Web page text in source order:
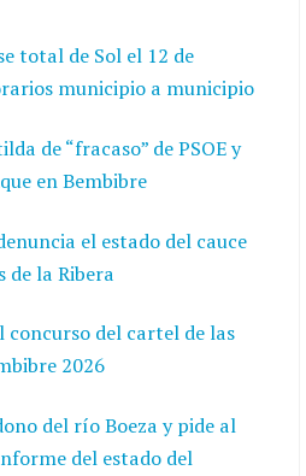
total de Sol el 12 de
municipio a municipio
de “fracaso” de PSOE y
en Bembibre
el estado del cauce
de la Ribera
concurso del cartel de las
2026
del río Boeza y pide al
del estado del